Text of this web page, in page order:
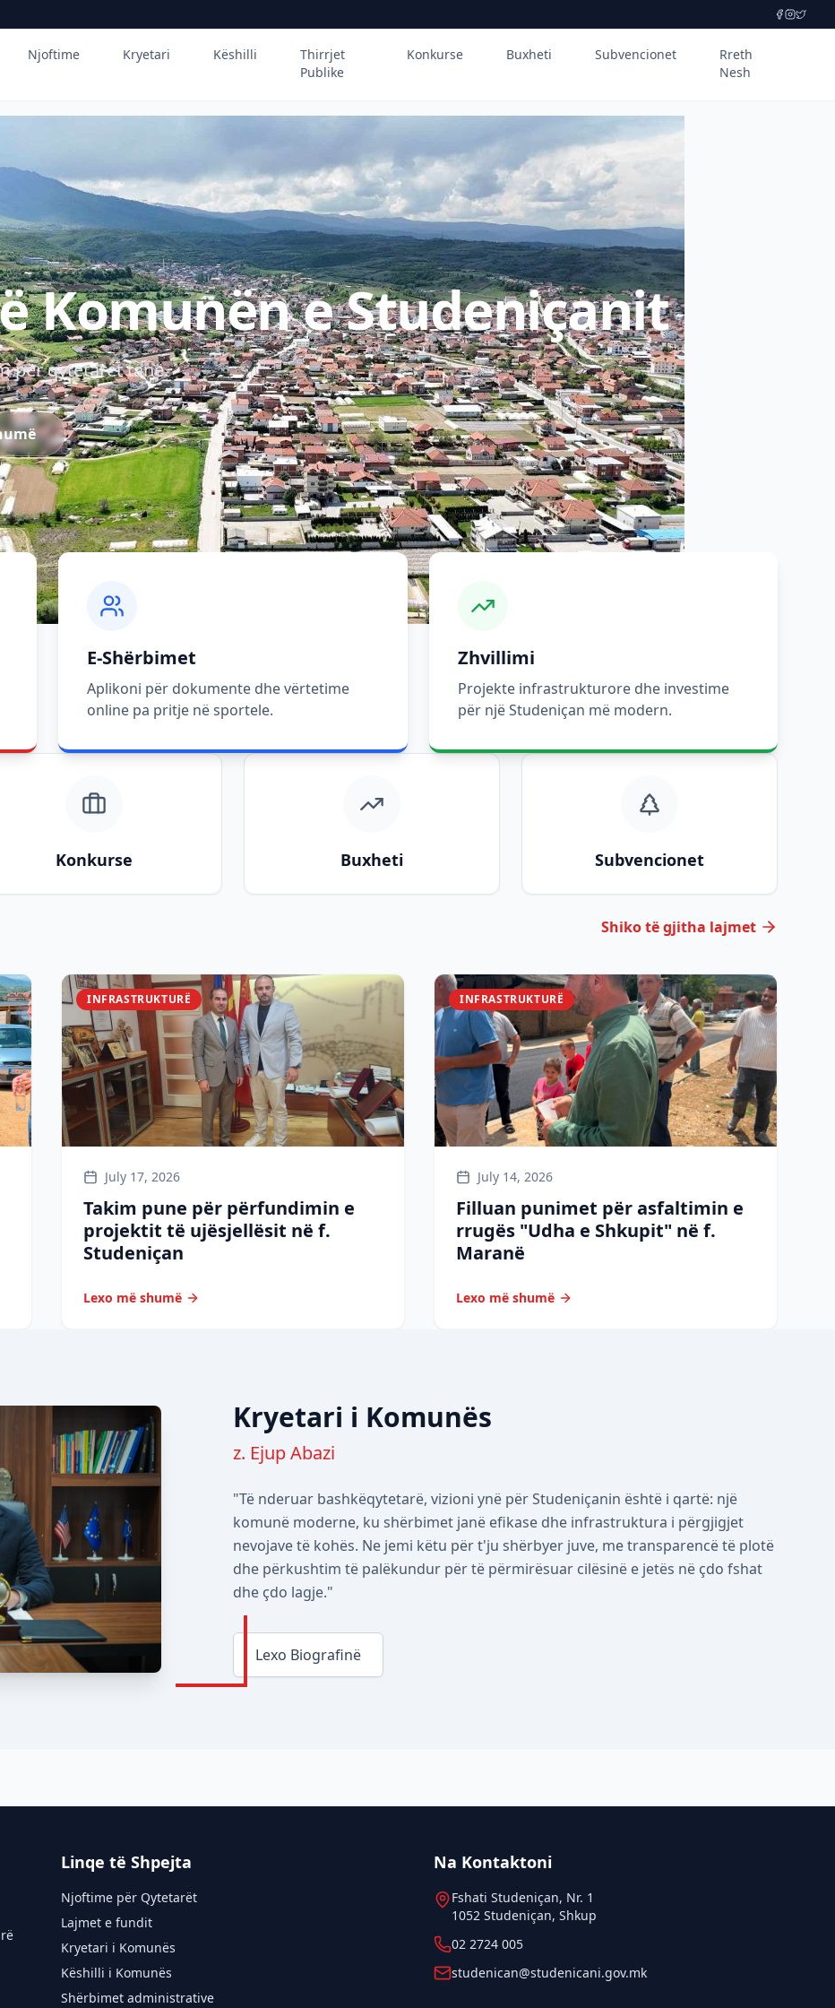
Njoftime Kryetari Këshilli
Thirrjet
Publike
Konkurse Buxheti Subvencionet
Rreth
Nesh
Komunën e Studeniçanit
për qytetarët tanë.
E-Shërbimet
Aplikoni për dokumente dhe vërtetime
online pa pritje në sportele.
Zhvillimi
Projekte infrastrukturore dhe investime
për një Studeniçan më modern.
Konkurse Buxheti Subvencionet
Shiko të gjitha lajmet
INFRASTRUKTURË
July 17, 2026
Takim pune për përfundimin e
projektit të ujësjellësit në f.
Studeniçan
Lexo më shumë
INFRASTRUKTURË
July 14, 2026
Filluan punimet për asfaltimin e
rrugës "Udha e Shkupit" në f.
Maranë
Lexo më shumë
Kryetari i Komunës
z. Ejup Abazi
"Të nderuar bashkëqytetarë, vizioni ynë për Studeniçanin është i qartë: një
komunë moderne, ku shërbimet janë efikase dhe infrastruktura i përgjigjet
nevojave të kohës. Ne jemi këtu për t'ju shërbyer juve, me transparencë të plotë
dhe përkushtim të palëkundur për të përmirësuar cilësinë e jetës në çdo fshat
dhe çdo lagje."
Lexo Biografinë
Linqe të Shpejta
Njoftime për Qytetarët
Lajmet e fundit
Kryetari i Komunës
Këshilli i Komunës
Shërbimet administrative
Na Kontaktoni
Fshati Studeniçan, Nr. 1
1052 Studeniçan, Shkup
02 2724 005
studenican@studenicani.gov.mk